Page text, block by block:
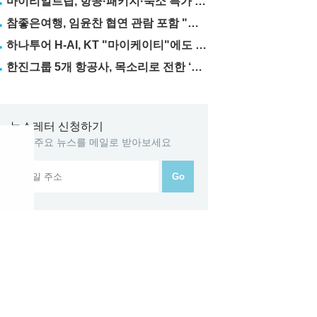
참좋은여행, 임윤찬 협연 관람 포함 "미동부·캐나다" 패키지 출시
하나투어 H-AI, KT "마이케이티"에도 탑재
한진그룹 5개 항공사, 목소리로 전한 ‘재능기부’
뉴스레터 신청하기
GTN 주요 뉴스를 메일로 받아보세요
Go